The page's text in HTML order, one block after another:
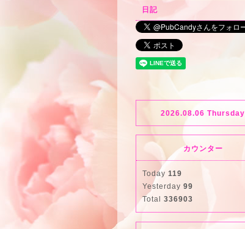
日記
2026.08.06 Thursday
カウンター
Today 119
Yesterday 99
Total 336903